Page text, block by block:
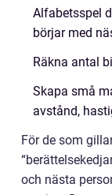
Alfabetsspel
börjar med
Räkna antal
Skapa små
avstånd,
För de som
och nästa